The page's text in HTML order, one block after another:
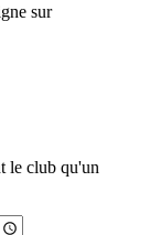
sur
le club qu'un